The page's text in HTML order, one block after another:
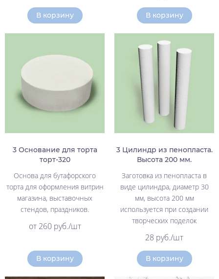
В корзину В корзину
3 Основание для торта
торт-320
Основа для бутафорского
торта для оформления витрин
магазина, выставочных
стендов, праздников.
от 260 руб./шт
В корзину
3 Цилиндр из пенопласта.
Высота 200 мм.
Заготовка из пенопласта в
виде цилиндра, диаметр 30
мм, высота 200 мм
используется при создании
творческих поделок
28 руб./шт
В корзину